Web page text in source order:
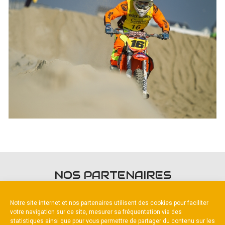
Notre site internet et nos partenaires utilisent des cookies pour faciliter
votre navigation sur ce site, mesurer sa fréquentation via des
statistiques ainsi que pour vous permettre de partager du contenu sur les
NOS PARTENAIRES